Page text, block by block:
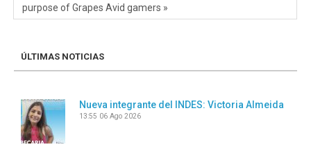
purpose of Grapes Avid gamers »
ÚLTIMAS NOTICIAS
Nueva integrante del INDES: Victoria Almeida
13:55 06 Ago 2026